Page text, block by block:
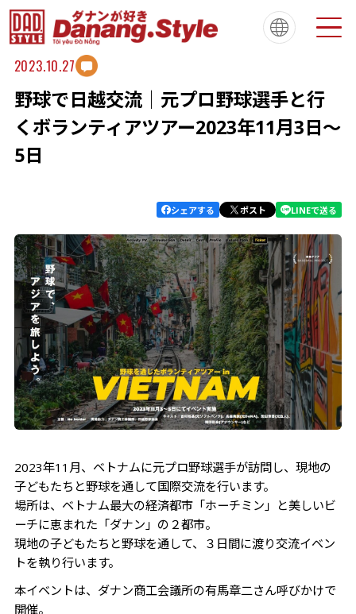
Tiếng Việt 한국
简体中文
繁體中文
English
français
Español
Aboutダナンスタイルについて
2023.10.27
野球で日越交流│元プロ野球選手と行
くボランティアツアー2023年11月3日～
5日
シェアする ポスト LINEで送る
2023年11月、ベトナムに元プロ野球選手が訪問し、現地の
子どもたちと野球を通して国際交流を行います。
場所は、ベトナム最大の経済都市「ホーチミン」と美しいビ
ーチに恵まれた「ダナン」の２都市。
現地の子どもたちと野球を通して、３日間に渡り交流イベン
トを執り行います。
本イベントは、ダナン商工会議所の有馬章二さん呼びかけで
開催。